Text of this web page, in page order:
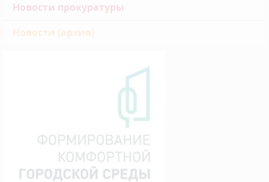
Новости прокуратуры
Новости (архив)